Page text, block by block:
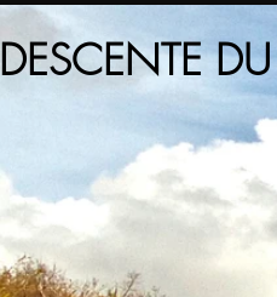
DESCENTE